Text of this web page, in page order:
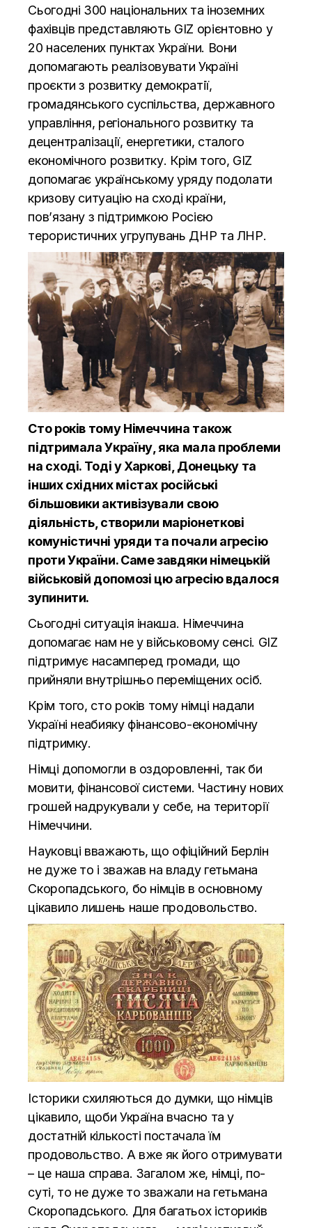
Сьогодні 300 національних та іноземних
фахівців представляють GIZ орієнтовно у
20 населених пунктах України. Вони
допомагають реалізовувати Україні
проєкти з розвитку демократії,
громадянського суспільства, державного
управління, регіонального розвитку та
децентралізації, енергетики, сталого
економічного розвитку. Крім того, GIZ
допомагає українському уряду подолати
кризову ситуацію на сході країни,
пов’язану з підтримкою Росією
терористичних угрупувань ДНР та ЛНР.
Сто років тому Німеччина також
підтримала Україну, яка мала проблеми
на сході. Тоді у Харкові, Донецьку та
інших східних містах російські
більшовики активізували свою
діяльність, створили маріонеткові
комуністичні уряди та почали агресію
проти України. Саме завдяки німецькій
військовій допомозі цю агресію вдалося
зупинити.
Сьогодні ситуація інакша. Німеччина
допомагає нам не у військовому сенсі. GIZ
підтримує насамперед громади, що
прийняли внутрішньо переміщених осіб.
Крім того, сто років тому німці надали
Україні неабияку фінансово-економічну
підтримку.
Німці допомогли в оздоровленні, так би
мовити, фінансової системи. Частину нових
грошей надрукували у себе, на території
Німеччини.
Науковці вважають, що офіційний Берлін
не дуже то і зважав на владу гетьмана
Скоропадського, бо німців в основному
цікавило лишень наше продовольство.
Історики схиляються до думки, що німців
цікавило, щоби Україна вчасно та у
достатній кількості постачала їм
продовольство. А вже як його отримувати
– це наша справа. Загалом же, німці, по-
суті, то не дуже то зважали на гетьмана
Скоропадського. Для багатьох істориків